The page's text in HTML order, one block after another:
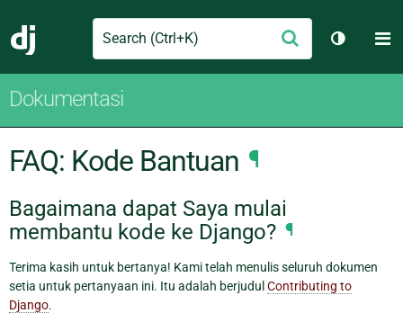
Django
Search Ajukan
Ganti
Dokumentasi
FAQ: Kode Bantuan ¶
Bagaimana dapat Saya mulai
membantu kode ke Django? ¶
Terima kasih untuk bertanya! Kami telah menulis seluruh dokumen
setia untuk pertanyaan ini. Itu adalah berjudul Contributing to
Django.